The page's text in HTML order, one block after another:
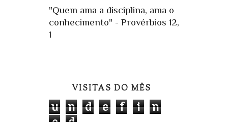
"Quem ama a disciplina, ama o
conhecimento" - Provérbios 12,
1
VISITAS DO MÊS
u n d e f i
n